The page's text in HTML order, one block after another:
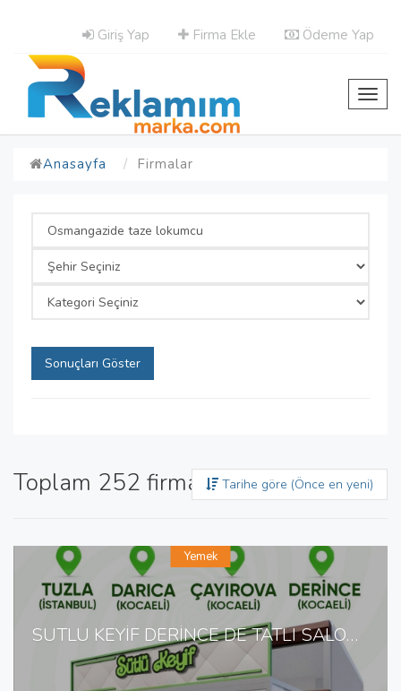
Giriş Yap Firma Ekle Ödeme Yap
Anasayfa Firmalar
Sonuçları Göster
Toplam 252 firma bulunduTarihe göre (Önce en yeni)
SÜTLÜ KEYİF DERİNCE DE TATLI SALONU
Yemek